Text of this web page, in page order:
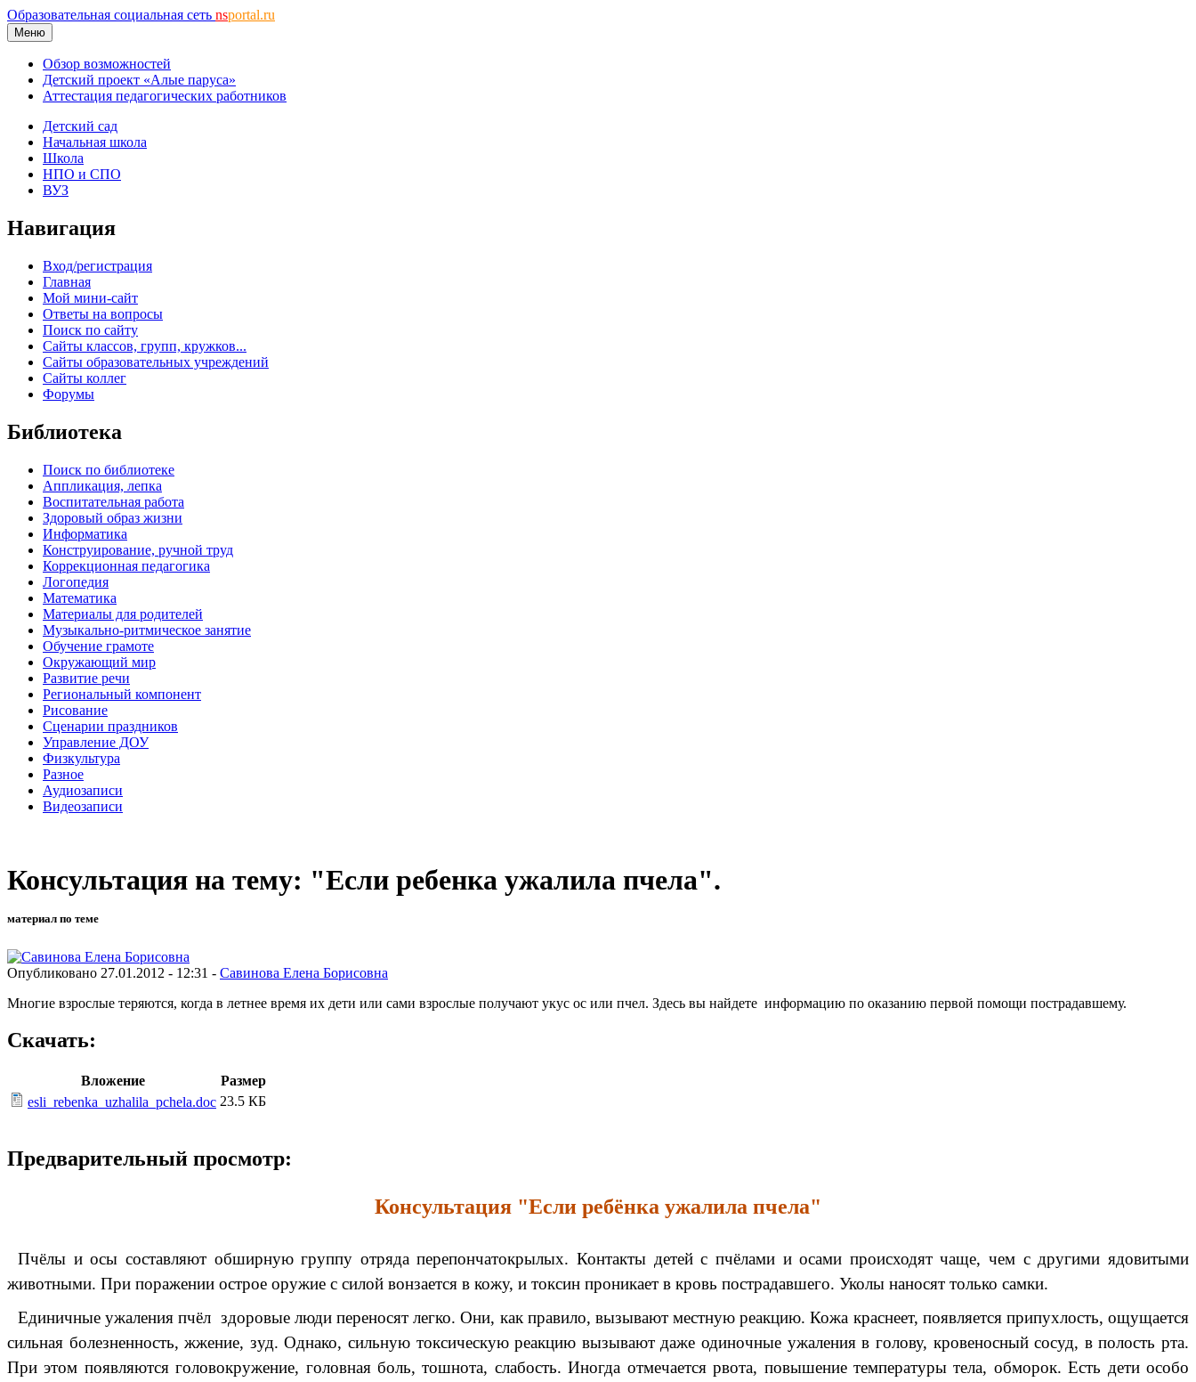
Образовательная социальная сеть nsportal.ru
Меню
Обзор возможностей
Детский проект «Алые паруса»
Аттестация педагогических работников
Детский сад
Начальная школа
Школа
НПО и СПО
ВУЗ
Навигация
Вход/регистрация
Главная
Мой мини-сайт
Ответы на вопросы
Поиск по сайту
Сайты классов, групп, кружков...
Сайты образовательных учреждений
Сайты коллег
Форумы
Библиотека
Поиск по библиотеке
Аппликация, лепка
Воспитательная работа
Здоровый образ жизни
Информатика
Конструирование, ручной труд
Коррекционная педагогика
Логопедия
Математика
Материалы для родителей
Музыкально-ритмическое занятие
Обучение грамоте
Окружающий мир
Развитие речи
Региональный компонент
Рисование
Сценарии праздников
Управление ДОУ
Физкультура
Разное
Аудиозаписи
Видеозаписи
Консультация на тему: "Если ребенка ужалила пчела".
материал по теме
Опубликовано 27.01.2012 - 12:31 - Савинова Елена Борисовна
Многие взрослые теряются, когда в летнее время их дети или сами взрослые получают укус ос или пчел. Здесь вы найдете информацию по оказанию первой помощи пострадавшему.
Скачать:
Вложение
Размер
esli_rebenka_uzhalila_pchela.doc 23.5 КБ
Предварительный просмотр:
Консультация "Если ребёнка ужалила пчела"
Пчёлы и осы составляют обширную группу отряда перепончатокрылых. Контакты детей с пчёлами и осами происходят чаще, чем с другими ядовитыми
животными. При поражении острое оружие с силой вонзается в кожу, и токсин проникает в кровь пострадавшего. Уколы наносят только самки.
Единичные ужаления пчёл здоровые люди переносят легко. Они, как правило, вызывают местную реакцию. Кожа краснеет, появляется припухлость, ощущается
сильная болезненность, жжение, зуд. Однако, сильную токсическую реакцию вызывают даже одиночные ужаления в голову, кровеносный сосуд, в полость рта.
При этом появляются головокружение, головная боль, тошнота, слабость. Иногда отмечается рвота, повышение температуры тела, обморок. Есть дети особо